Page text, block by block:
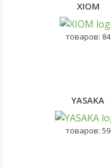
XIOM
товаров: 84
YASAKA
товаров: 59